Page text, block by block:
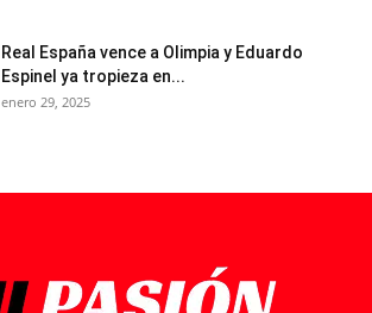
Real España vence a Olimpia y Eduardo
Espinel ya tropieza en...
enero 29, 2025